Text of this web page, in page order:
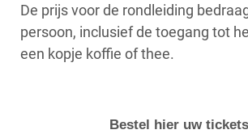
De prijs voor de rondleiding
persoon, inclusief de toegang tot
een kopje koffie of thee.
Bestel hier uw